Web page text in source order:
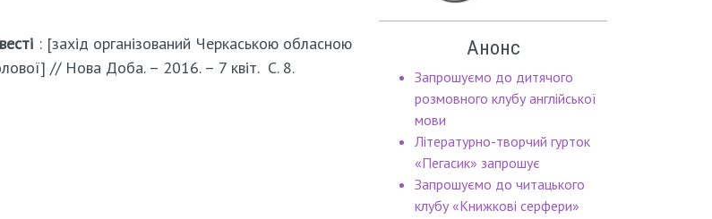
: [захід організований Черкаською обласною
// Нова Доба. – 2016. – 7 квіт. ­ С. 8.
Анонс
Запрошуємо до дитячого
розмовного клубу англійської
мови
Літературно-творчий гурток
«Пегасик» запрошує
Запрошуємо до читацького
клубу «Книжкові серфери»